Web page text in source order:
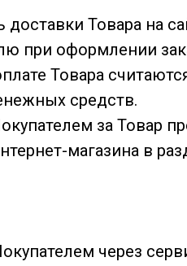
Товара на
при оформлении
Товара
средств.
за Товар
магазина в
через